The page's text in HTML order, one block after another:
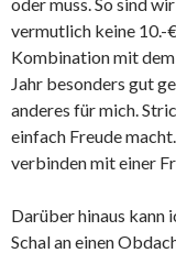
vermutlich keine 10.-
Kombination mit dem
Jahr besonders gut
anderes für mich.
einfach Freude
verbinden mit einer
Darüber hinaus kann
Schal an einen